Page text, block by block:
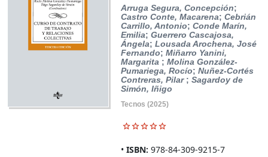
Arruga Segura, Concepción;
Castro Conte, Macarena; Cebrián
Carrillo, Antonio; Conde Marín,
Emilia; Guerrero Cascajosa,
Ángela; Lousada Arochena, José
Fernando; Miñarro Yanini,
Margarita ; Molina González-
Pumariega, Rocío; Nuñez-Cortés
Contreras, Pilar ; Sagardoy de
Simón, Iñigo
Tecnos (2025)
ISBN: 978-84-309-9215-7